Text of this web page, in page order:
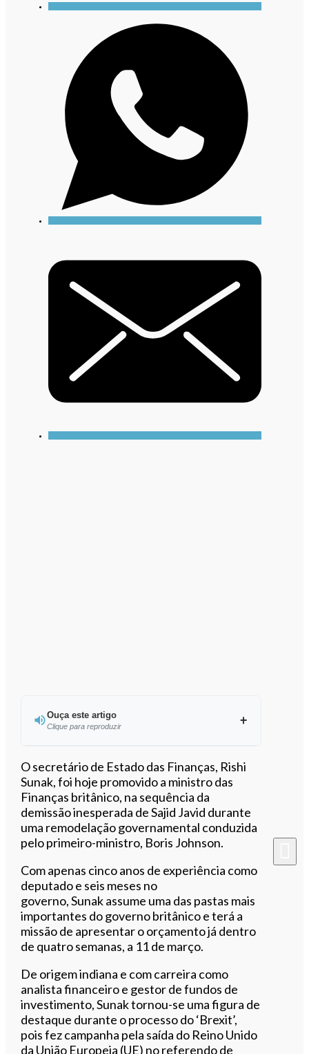
Ouça este artigo
Clique para reproduzir
Ouvir este artigo
O secretário de Estado das Finanças, Rishi
Sunak, foi hoje promovido a ministro das
Finanças britânico, na sequência da
demissão inesperada de Sajid Javid durante
uma remodelação governamental conduzida
pelo primeiro-ministro, Boris Johnson.
Com apenas cinco anos de experiência como
deputado e seis meses no
governo, Sunak assume uma das pastas mais
importantes do governo britânico e terá a
missão de apresentar o orçamento já dentro
de quatro semanas, a 11 de março.
De origem indiana e com carreira como
analista financeiro e gestor de fundos de
investimento, Sunak tornou-se uma figura de
destaque durante o processo do ‘Brexit’,
pois fez campanha pela saída do Reino Unido
da União Europeia (UE) no referendo de